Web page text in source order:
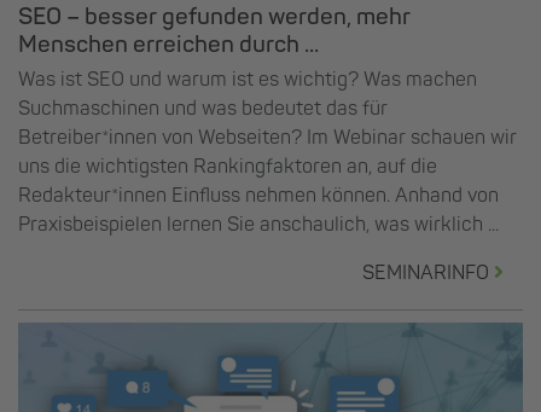
SEO – besser gefunden werden, mehr
Menschen erreichen durch ...
Was ist SEO und warum ist es wichtig? Was machen
Suchmaschinen und was bedeutet das für
Betreiber*innen von Webseiten? Im Webinar schauen wir
uns die wichtigsten Rankingfaktoren an, auf die
Redakteur*innen Einfluss nehmen können. Anhand von
Praxisbeispielen lernen Sie anschaulich, was wirklich ...
SEMINARINFO